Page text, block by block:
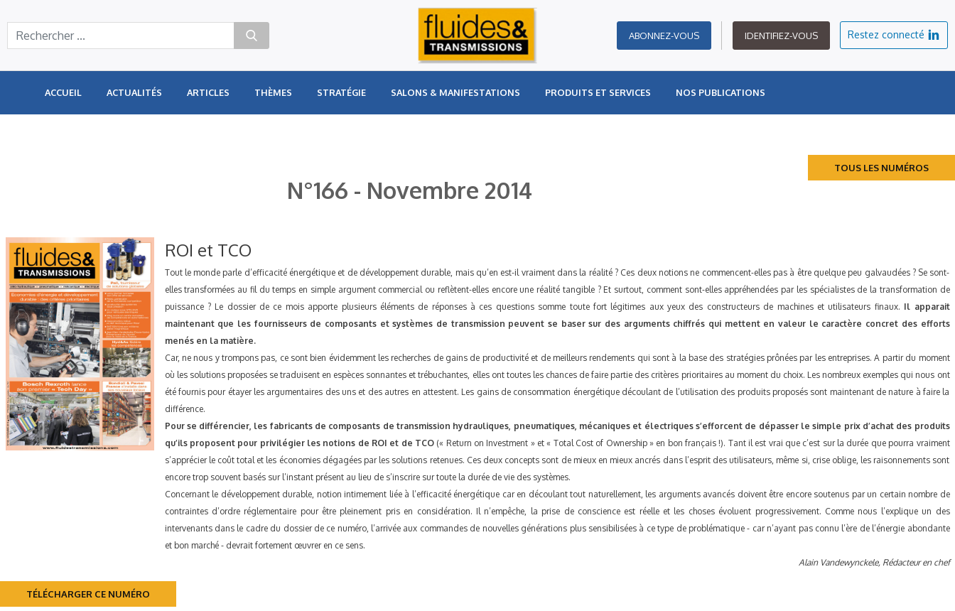
ABONNEZ-VOUS IDENTIFIEZ-VOUS Restez connecté
ACCUEIL ACTUALITÉS ARTICLES THÈMES STRATÉGIE SALONS & MANIFESTATIONS PRODUITS ET SERVICES NOS PUBLICATIONS
TOUS LES NUMÉROS
N°166 - Novembre 2014
ROI et TCO
Tout le monde parle d’efficacité énergétique et de développement durable, mais qu’en est-il vraiment dans la réalité ? Ces deux notions ne commencent-elles pas à être quelque peu galvaudées ? Se sont-
elles transformées au fil du temps en simple argument commercial ou reflètent-elles encore une réalité tangible ? Et surtout, comment sont-elles appréhendées par les spécialistes de la transformation de
puissance ? Le dossier de ce mois apporte plusieurs éléments de réponses à ces questions somme toute fort légitimes aux yeux des constructeurs de machines et utilisateurs finaux. Il apparait
maintenant que les fournisseurs de composants et systèmes de transmission peuvent se baser sur des arguments chiffrés qui mettent en valeur le caractère concret des efforts
menés en la matière.
Car, ne nous y trompons pas, ce sont bien évidemment les recherches de gains de productivité et de meilleurs rendements qui sont à la base des stratégies prônées par les entreprises. A partir du moment
où les solutions proposées se traduisent en espèces sonnantes et trébuchantes, elles ont toutes les chances de faire partie des critères prioritaires au moment du choix. Les nombreux exemples qui nous ont
été fournis pour étayer les argumentaires des uns et des autres en attestent. Les gains de consommation énergétique découlant de l’utilisation des produits proposés sont maintenant de nature à faire la
différence.
Pour se différencier, les fabricants de composants de transmission hydrauliques, pneumatiques, mécaniques et électriques s’efforcent de dépasser le simple prix d’achat des produits
qu’ils proposent pour privilégier les notions de ROI et de TCO (« Return on Investment » et « Total Cost of Ownership » en bon français !). Tant il est vrai que c’est sur la durée que pourra vraiment
s’apprécier le coût total et les économies dégagées par les solutions retenues. Ces deux concepts sont de mieux en mieux ancrés dans l’esprit des utilisateurs, même si, crise oblige, les raisonnements sont
encore trop souvent basés sur l’instant présent au lieu de s’inscrire sur toute la durée de vie des systèmes.
Concernant le développement durable, notion intimement liée à l’efficacité énergétique car en découlant tout naturellement, les arguments avancés doivent être encore soutenus par un certain nombre de
contraintes d’ordre réglementaire pour être pleinement pris en considération. Il n’empêche, la prise de conscience est réelle et les choses évoluent progressivement. Comme nous l’explique un des
intervenants dans le cadre du dossier de ce numéro, l’arrivée aux commandes de nouvelles générations plus sensibilisées à ce type de problématique - car n’ayant pas connu l’ère de l’énergie abondante
et bon marché - devrait fortement œuvrer en ce sens.
Alain Vandewynckele, Rédacteur en chef
TÉLÉCHARGER CE NUMÉRO